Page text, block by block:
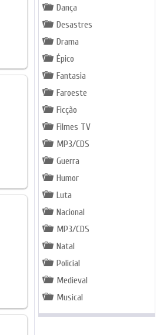
Dança
Desastres
Drama
Épico
Fantasia
Faroeste
Ficção
Filmes TV
MP3/CDS
Guerra
Humor
Luta
Nacional
MP3/CDS
Natal
Policial
Medieval
Musical